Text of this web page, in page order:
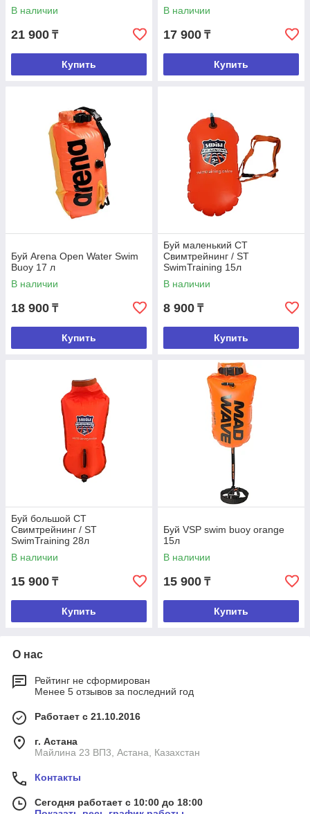
В наличии
21 900 ₸
Купить
В наличии
17 900 ₸
Купить
Буй Arena Open Water Swim
Buoy 17 л
В наличии
18 900 ₸
Купить
Буй маленький CT
Свимтрейнинг / ST
SwimTraining 15л
В наличии
8 900 ₸
Купить
Буй большой CT
Свимтрейнинг / ST
SwimTraining 28л
В наличии
15 900 ₸
Купить
Буй VSP swim buoy orange
15л
В наличии
15 900 ₸
Купить
О нас
Рейтинг не сформирован
Менее 5 отзывов за последний год
Работает с 21.10.2016
г. Астана
Майлина 23 ВП3, Астана, Казахстан
Контакты
Сегодня работает с 10:00 до 18:00